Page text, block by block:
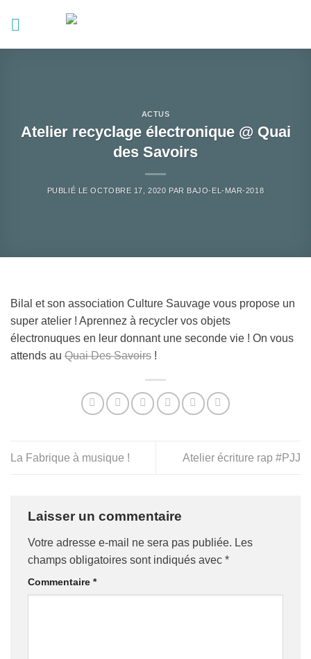
ACTUS
Atelier recyclage électronique @ Quai
des Savoirs
PUBLIÉ LEOCTOBRE 17, 2020 PAR BAJO-EL-MAR-2018
Bilal et son association Culture Sauvage vous propose un
super atelier ! Aprennez à recycler vos objets
électronuques en leur donnant une seconde vie ! On vous
attends au Quai Des Savoirs !
La Fabrique à musique ! Atelier écriture rap #PJJ
Laisser un commentaire
Votre adresse e-mail ne sera pas publiée. Les
champs obligatoires sont indiqués avec *
Commentaire *